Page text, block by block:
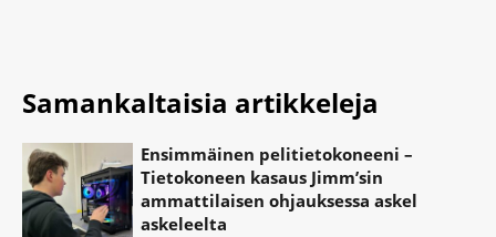
Samankaltaisia artikkeleja
Ensimmäinen pelitietokoneeni –
Tietokoneen kasaus Jimm’sin
ammattilaisen ohjauksessa askel
askeleelta